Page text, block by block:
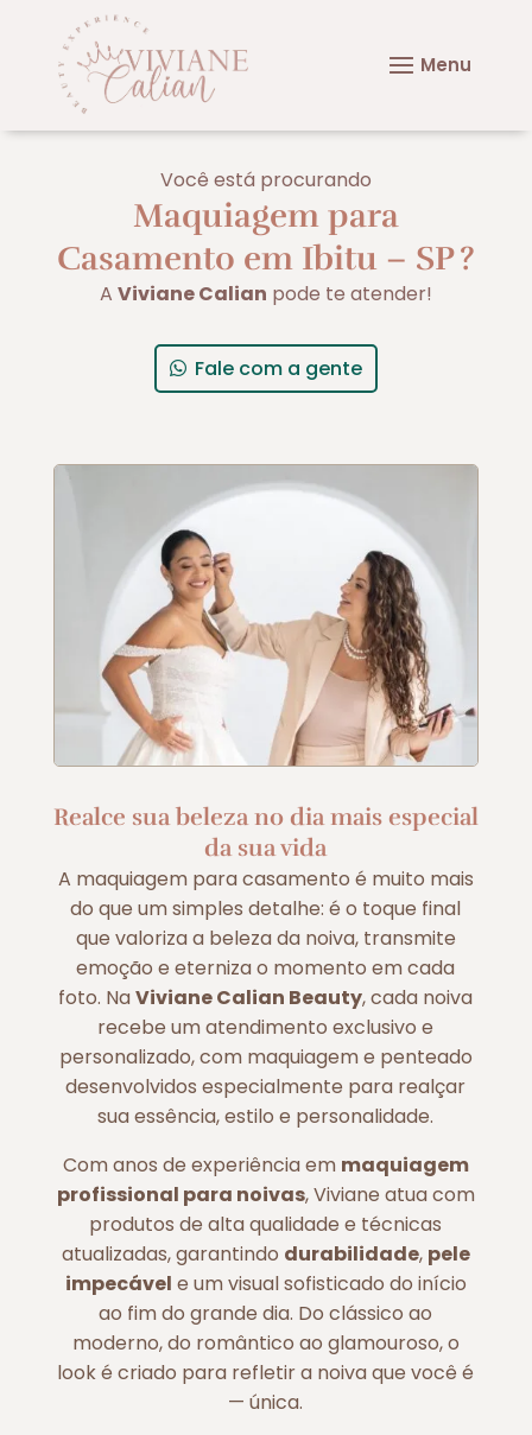
Você está procurando
Maquiagem para
Casamento em Ibitu – SP?
A Viviane Calian pode te atender!
Fale com a gente
Realce sua beleza no dia mais especial
da sua vida
A maquiagem para casamento é muito mais
do que um simples detalhe: é o toque final
que valoriza a beleza da noiva, transmite
emoção e eterniza o momento em cada
foto. NaViviane Calian Beauty, cada noiva
recebe um atendimento exclusivo e
personalizado, com maquiagem e penteado
desenvolvidos especialmente para realçar
sua essência, estilo e personalidade.
Com anos de experiência em maquiagem
profissional para noivas, Viviane atua com
produtos de alta qualidade e técnicas
atualizadas, garantindo durabilidade, pele
impecável e um visual sofisticado do início
ao fim do grande dia. Do clássico ao
moderno, do romântico ao glamouroso, o
look é criado para refletir a noiva que você é
— única.